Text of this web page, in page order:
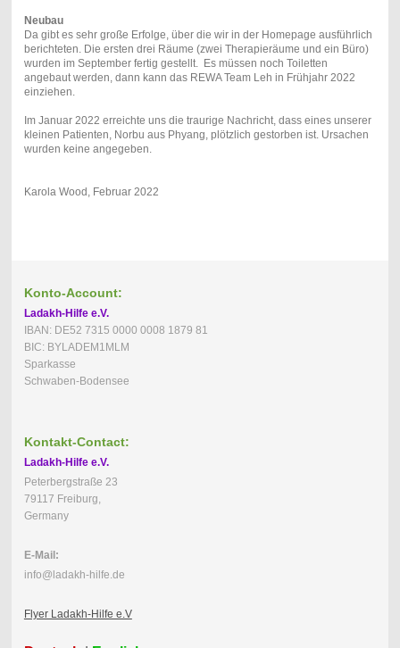
Neubau
Da gibt es sehr große Erfolge, über die wir in der Homepage ausführlich
berichteten. Die ersten drei Räume (zwei Therapieräume und ein Büro)
wurden im September fertig gestellt. Es müssen noch Toiletten
angebaut werden, dann kann das REWA Team Leh in Frühjahr 2022
einziehen.
Im Januar 2022 erreichte uns die traurige Nachricht, dass eines unserer
kleinen Patienten, Norbu aus Phyang, plötzlich gestorben ist. Ursachen
wurden keine angegeben.
Karola Wood, Februar 2022
Konto-Account:
Ladakh-Hilfe e.V.
IBAN: DE52 7315 0000 0008 1879 81
BIC: BYLADEM1MLM
Sparkasse
Schwaben-Bodensee
Kontakt-Contact:
Ladakh-Hilfe e.V.
Peterbergstraße 23
79117 Freiburg,
Germany
E-Mail:
info@ladakh-hilfe.de
Flyer Ladakh-Hilfe e.V